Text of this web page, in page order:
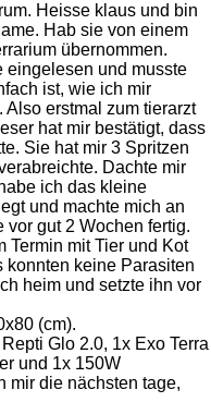
Heisse klaus und bin
Hab sie von einem
übernommen.
eingelesen und musste
ist, wie ich mir
erstmal zum tierarzt
hat mir bestätigt, dass
Sie hat mir 3 Spritzen
Dachte mir
ich das kleine
und machte mich an
gut 2 Wochen fertig.
Termin mit Tier und Kot
konnten keine Parasiten
heim und setzte ihn vor
(cm).
Glo 2.0, 1x Exo Terra
und 1x 150W
mir die nächsten tage,